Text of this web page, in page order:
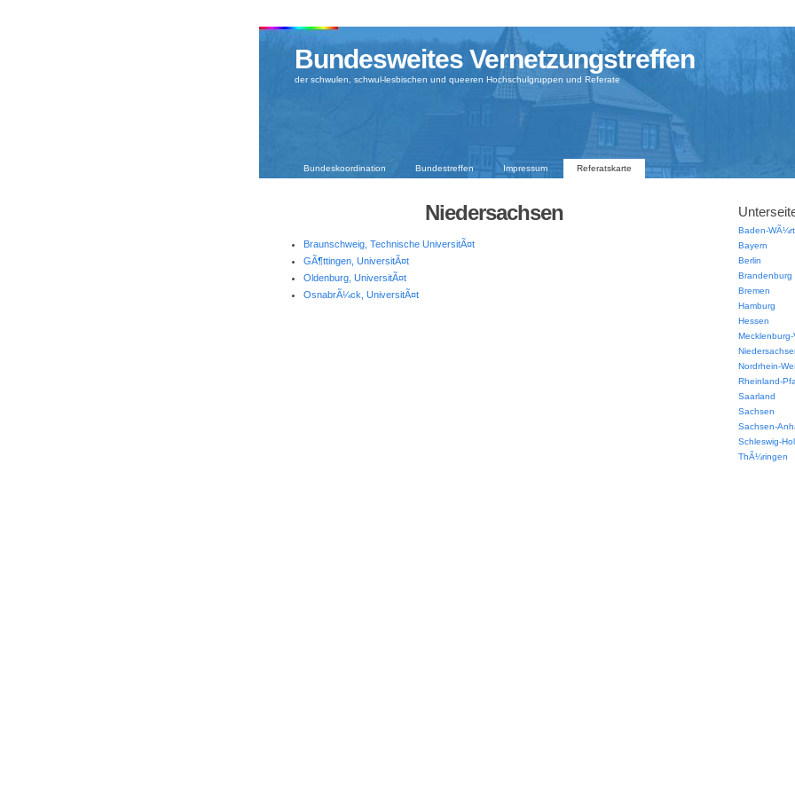
Bundesweites Vernetzungstreffen
der schwulen, schwul-lesbischen und queeren Hochschulgruppen und Referate
Bundeskoordination Bundestreffen Impressum Referatskarte
Niedersachsen
Braunschweig, Technische UniversitÃ¤t
GÃ¶ttingen, UniversitÃ¤t
Oldenburg, UniversitÃ¤t
OsnabrÃ¼ck, UniversitÃ¤t
Baden-
Bayern
Berlin
Brandenburg
Bremen
Hamburg
Hessen
Mecklenburg-
Nordrhein-
Rheinland-
Saarland
Sachsen
Sachsen-
Schleswig-
ThÃ¼ringen